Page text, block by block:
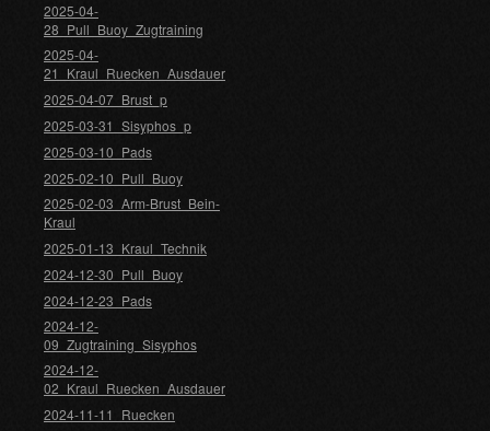
2025-04-
28_Pull_Buoy_Zugtraining
2025-04-
21_Kraul_Ruecken_Ausdauer
2025-04-07_Brust_p
2025-03-31_Sisyphos_p
2025-03-10_Pads
2025-02-10_Pull_Buoy
2025-02-03_Arm-Brust_Bein-
Kraul
2025-01-13_Kraul_Technik
2024-12-30_Pull_Buoy
2024-12-23_Pads
2024-12-
09_Zugtraining_Sisyphos
2024-12-
02_Kraul_Ruecken_Ausdauer
2024-11-11_Ruecken